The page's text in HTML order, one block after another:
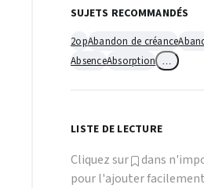
SUJETS RECOMMANDÉS
2opAbandon de créance
AbsenceAbsorption
LISTE DE LECTURE
Cliquez sur
dans
pour l'ajouter